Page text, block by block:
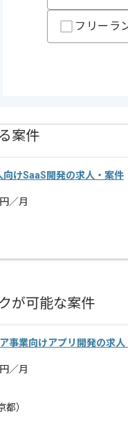
い関係者に積極的に意見を
り深く関わる事ができる環
フリーラ
案件
向けSaaS開発の求人・案件
円／月
が可能な案件
事業向けアプリ開発の求人
円／月
都）